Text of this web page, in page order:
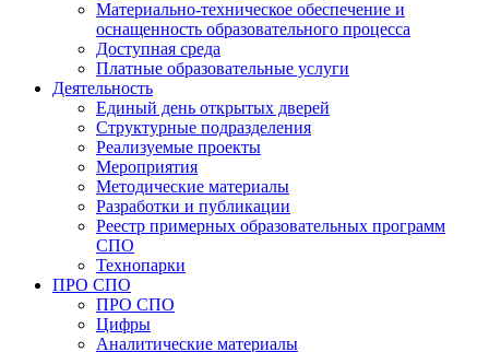
Материально-техническое обеспечение и
оснащенность образовательного процесса
Доступная среда
Платные образовательные услуги
Деятельность
Единый день открытых дверей
Структурные подразделения
Реализуемые проекты
Мероприятия
Методические материалы
Разработки и публикации
Реестр примерных образовательных программ
СПО
Технопарки
ПРО СПО
ПРО СПО
Цифры
Аналитические материалы